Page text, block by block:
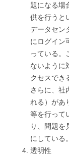
題になる場
供を行うと
データセン
にログイン
っている。
ないように
クセスでき
さらに、社
れる）があ
等を行って
り、問題を
にしている。
透明性